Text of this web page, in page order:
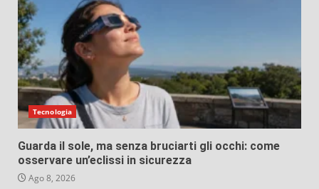
Tecnologia
Guarda il sole, ma senza bruciarti gli occhi: come
osservare un’eclissi in sicurezza
Ago 8, 2026